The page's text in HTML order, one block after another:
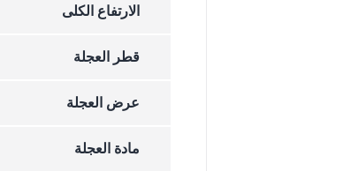
الارتفاع الکلی
قطر العجلة
عرض العجلة
مادة العجلة